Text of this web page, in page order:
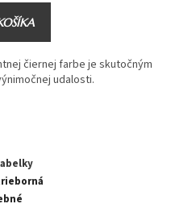
čiernej farbe je skutočným
udalosti.